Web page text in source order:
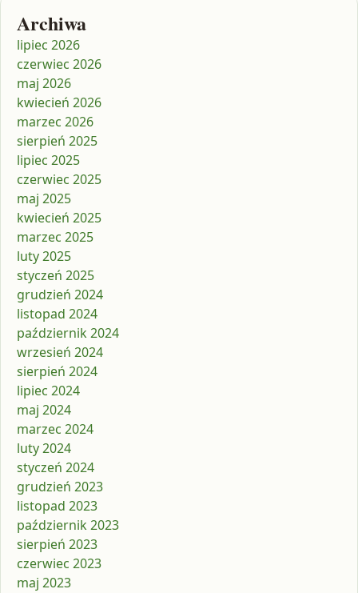
Archiwa
lipiec 2026
czerwiec 2026
maj 2026
kwiecień 2026
marzec 2026
sierpień 2025
lipiec 2025
czerwiec 2025
maj 2025
kwiecień 2025
marzec 2025
luty 2025
styczeń 2025
grudzień 2024
listopad 2024
październik 2024
wrzesień 2024
sierpień 2024
lipiec 2024
maj 2024
marzec 2024
luty 2024
styczeń 2024
grudzień 2023
listopad 2023
październik 2023
sierpień 2023
czerwiec 2023
maj 2023